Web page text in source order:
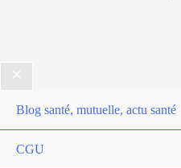
Blog santé, mutuelle, actu santé
CGU